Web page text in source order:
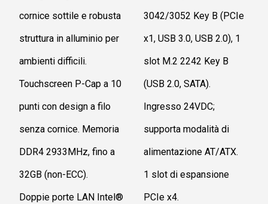
cornice sottile e robusta
struttura in alluminio per
ambienti difficili.
Touchscreen P-Cap a 10
punti con design a filo
senza cornice. Memoria
DDR4 2933MHz, fino a
32GB (non-ECC).
Doppie porte LAN Intel®
3042/3052 Key B (PCIe
x1, USB 3.0, USB 2.0), 1
slot M.2 2242 Key B
(USB 2.0, SATA).
Ingresso 24VDC;
supporta modalità di
alimentazione AT/ATX.
1 slot di espansione
PCIe x4.